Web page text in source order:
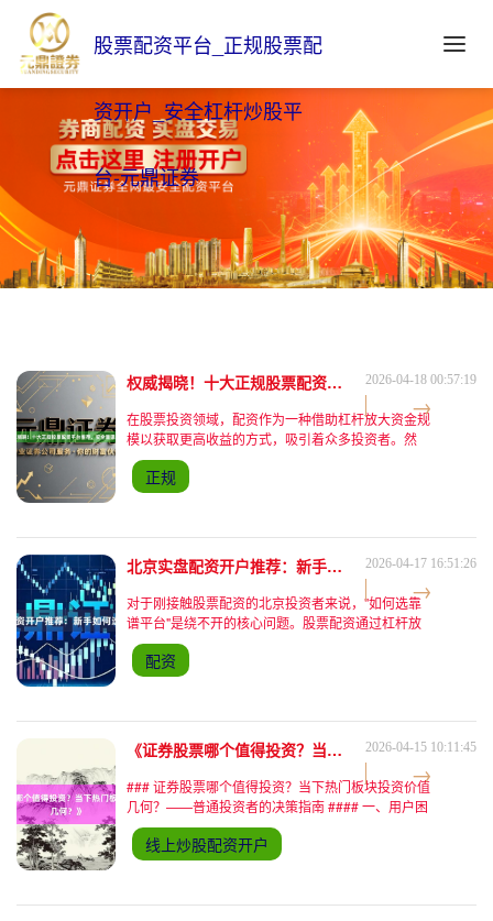
股票配资平台_正规股票配
资开户_安全杠杆炒股平
台-元鼎证券
权威揭晓！十大正规股票配资平台推荐，安全靠谱之选 2026-04-18 00:57:19
在股票投资领域，配资作为一种借助杠杆放大资金规
模以获取更高收益的方式，吸引着众多投资者。然
而，市场上配资平台鱼龙混杂，选择正规、安全的平
台至关重要。以下为大家权威揭晓十大正规股票配资
平台，助您做出靠谱
正规
北京实盘配资开户推荐：新手如何选靠谱平台？ 2026-04-17 16:51:26
对于刚接触股票配资的北京投资者来说，"如何选靠
谱平台"是绕不开的核心问题。股票配资通过杠杆放
大资金量，既能放大收益也可能加剧风险，而平台的
安全性直接决定了资金安全。本文结合2023年行业
最新数据与独家
配资
《证券股票哪个值得投资？当下热门板块投资价值几何？》 2026-04-15 10:11:45
### 证券股票哪个值得投资？当下热门板块投资价值
几何？——普通投资者的决策指南 #### 一、用户困
惑：为何选股总踩坑？热门板块追高被套？ “新能源
涨了这么多还能买吗？”“半导体回调是不是机会？”“
线上炒股配资开户